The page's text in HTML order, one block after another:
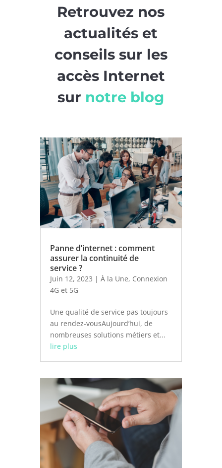
Retrouvez nos
actualités et
conseils sur les
accès Internet
sur notre blog
Panne d’internet : comment
assurer la continuité de
service ?
Juin 12, 2023 | À la Une, Connexion
4G et 5G
Une qualité de service pas toujours
au rendez-vousAujourd’hui, de
nombreuses solutions métiers et...
lire plus